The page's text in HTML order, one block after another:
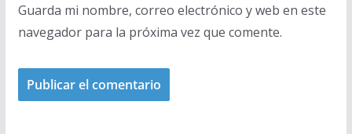
Guarda mi nombre, correo electrónico y web en este
navegador para la próxima vez que comente.